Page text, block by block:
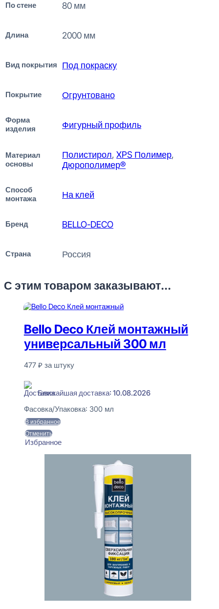
По стене 80 мм
Длина 2000 мм
Вид покрытия Под покраску
Покрытие Огрунтовано
Форма
изделия
Фигурный профиль
Материал
основы
Полистирол, XPS Полимер,
Дюрополимер®
Способ
монтажа
На клей
Бренд BELLO-DECO
Страна Россия
С этим товаром заказывают...
Bello Deco Клей монтажный
универсальный 300 мл
477 ₽ за штуку
Ближайшая доставка: 10.08.2026
Фасовка/Упаковка: 300 мл
В избранное
Отменить
Избранное